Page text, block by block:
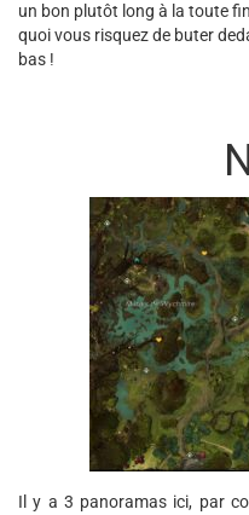
un bon plutôt long à la toute
quoi vous risquez de buter
bas !
Il y a 3 panoramas ici, par